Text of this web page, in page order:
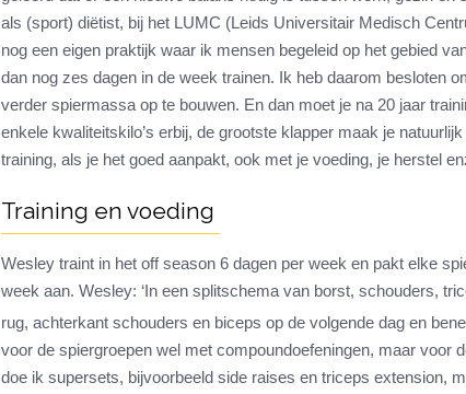
als (sport) diëtist, bij het LUMC (Leids Universitair Medisch
nog een eigen praktijk waar ik mensen begeleid op het gebied
dan nog zes dagen in de week trainen. Ik heb daarom besloten
verder spiermassa op te bouwen. En dan moet je na 20 jaar
enkele kwaliteitskilo’s erbij, de grootste klapper maak je
training, als je het goed aanpakt, ook met je voeding, je herstel
Training en voeding
Wesley traint in het off season 6 dagen per week en pakt elke
week aan. Wesley: ‘In een splitschema van borst, schouders,
rug, achterkant schouders en biceps op de volgende dag en
voor de spiergroepen wel met compoundoefeningen, maar voor
doe ik supersets, bijvoorbeeld side raises en triceps extension,